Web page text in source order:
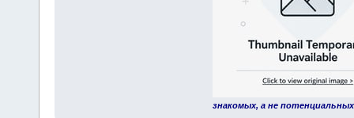
знакомых, а не